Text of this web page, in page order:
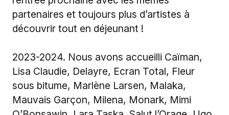
partenaires et toujours plus d’artistes à
découvrir tout en déjeunant !
2023-2024. Nous avons accueilli Caïman,
Lisa Claudie, Delayre, Ecran Total, Fleur
sous bitume, Marlène Larsen, Malaka,
Mauvais Garçon, Milena, Monark, Mimi